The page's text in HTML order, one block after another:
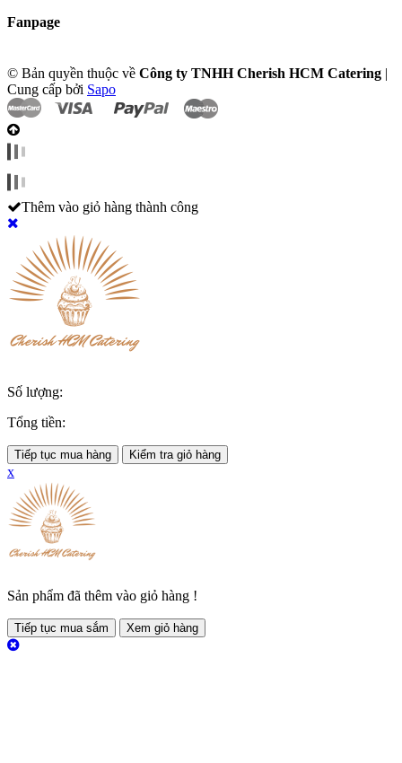
Fanpage
© Bản quyền thuộc về Công ty TNHH Cherish HCM Catering |
Cung cấp bởi Sapo
Thêm vào giỏ hàng thành công
Số lượng:
Tổng tiền:
Tiếp tục mua hàng Kiểm tra giỏ hàng
x
Sản phẩm đã thêm vào giỏ hàng !
Tiếp tục mua sắm Xem giỏ hàng